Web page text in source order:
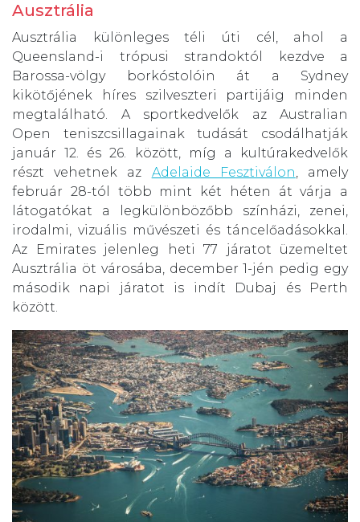
Ausztrália
Ausztrália különleges téli úti cél, ahol a
Queensland-i trópusi strandoktól kezdve a
Barossa-völgy borkóstolóin át a Sydney
kikötőjének híres szilveszteri partijáig minden
megtalálható. A sportkedvelők az Australian
Open teniszcsillagainak tudását csodálhatják
január 12. és 26. között, míg a kultúrakedvelők
részt vehetnek az Adelaide Fesztiválon, amely
február 28-tól több mint két héten át várja a
látogatókat a legkülönbözőbb színházi, zenei,
irodalmi, vizuális művészeti és táncelőadásokkal.
Az Emirates jelenleg heti 77 járatot üzemeltet
Ausztrália öt városába, december 1-jén pedig egy
második napi járatot is indít Dubaj és Perth
között.